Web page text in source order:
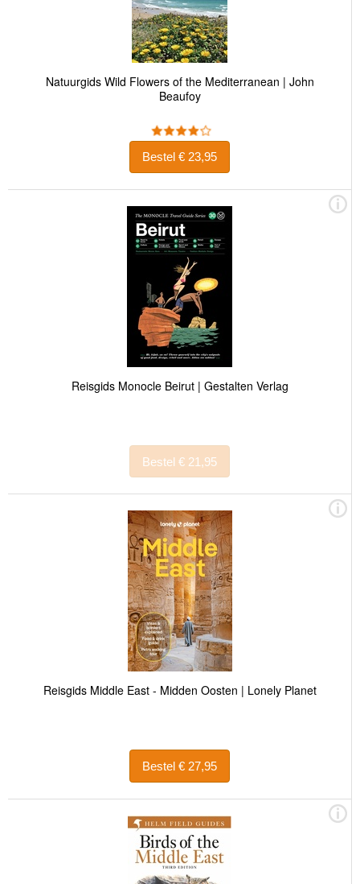
Natuurgids Wild Flowers of the Mediterranean | John
Beaufoy
Bestel € 23,95
Reisgids Monocle Beirut | Gestalten Verlag
Bestel € 21,95
Reisgids Middle East - Midden Oosten | Lonely Planet
Bestel € 27,95